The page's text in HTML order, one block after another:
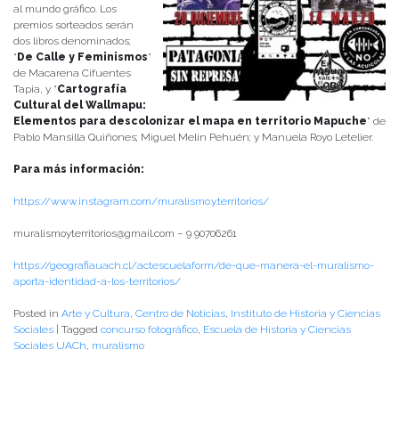
al mundo gráfico. Los
premios sorteados serán
dos libros denominados;
“De Calle y Feminismos”
de Macarena Cifuentes
Tapia, y “Cartografía
Cultural del Wallmapu:
Elementos para descolonizar el mapa en territorio Mapuche” de
Pablo Mansilla Quiñones; Miguel Melín Pehuén; y Manuela Royo Letelier.
Para más información:
https://www.instagram.com/muralismo.y.territorios/
muralismoyterritorios@gmail.com – 9 90706261
https://geografiauach.cl/actescuelaform/de-que-manera-el-muralismo-
aporta-identidad-a-los-territorios/
Posted in Arte y Cultura, Centro de Noticias, Instituto de Historia y Ciencias
Sociales | Tagged concurso fotográfico, Escuela de Historia y Ciencias
Sociales UACh, muralismo